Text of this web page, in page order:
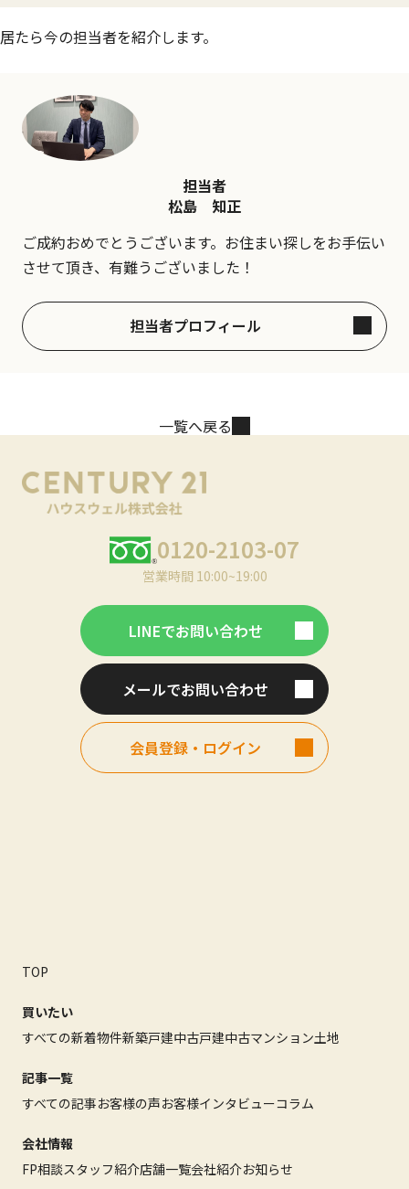
居たら今の担当者を紹介します。
担当者
松島 知正
ご成約おめでとうございます。お住まい探しをお手伝い
させて頂き、有難うございました！
担当者プロフィール
一覧へ戻る
0120-2103-07
営業時間 10:00~19:00
LINEでお問い合わせ
メールでお問い合わせ
会員登録・ログイン
TOP
買いたい
すべての新着物件新築戸建中古戸建中古マンション土地
記事一覧
すべての記事お客様の声お客様インタビューコラム
会社情報
FP相談スタッフ紹介店舗一覧会社紹介お知らせ